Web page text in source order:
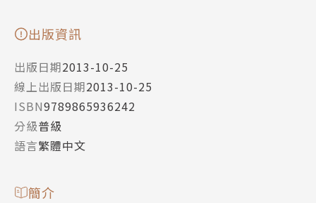
出版資訊
出版日期2013-10-25
線上出版日期2013-10-25
ISBN9789865936242
分級普級
語言繁體中文
簡介